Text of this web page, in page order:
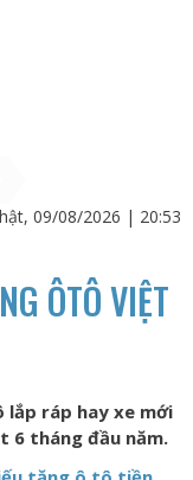
09/08/2026 | 20:53
ÔTÔ VIỆT
lắp ráp hay xe mới
6 tháng đầu năm.